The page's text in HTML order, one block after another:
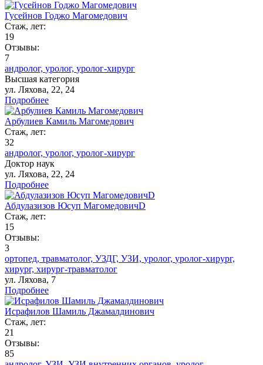
Гусейнов Годжо Магомедович
Стаж, лет:
19
Отзывы:
7
андролог, уролог, уролог-хирург
Высшая категория
ул. Ляхова, 22, 24
Подробнее
Арбулиев Камиль Магомедович
Стаж, лет:
32
андролог, уролог, уролог-хирург
Доктор наук
ул. Ляхова, 22, 24
Подробнее
Абдулазизов Юсуп МагомедовичD
Стаж, лет:
15
Отзывы:
3
ортопед, травматолог, УЗДГ, УЗИ, уролог, уролог-хирург,
хирург, хирург-травматолог
ул. Ляхова, 7
Подробнее
Исрафилов Шамиль Джамалдинович
Стаж, лет:
21
Отзывы:
85